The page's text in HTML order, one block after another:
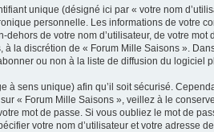
unique (désigné ici par « votre nom
personnelle. Les informations de votre
dehors de votre nom d’utilisateur, de votre
à la discrétion de « Forum Mille Saisons ».
ou non à la liste de diffusion du logiciel
à sens unique) afin qu’il soit sécurisé.
« Forum Mille Saisons », veillez à le
mot de passe. Si vous oubliez le mot de
votre nom d’utilisateur et votre